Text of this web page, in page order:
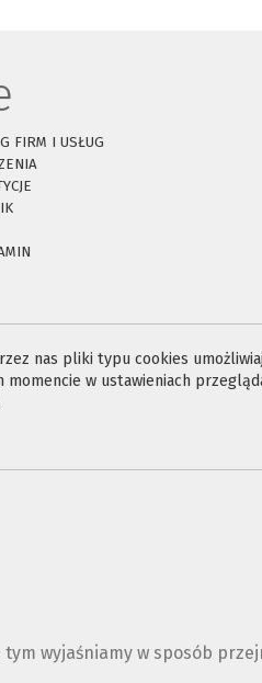
FIRM I USŁUG
nas pliki typu cookies
w ustawieniach
wyjaśniamy w sposób